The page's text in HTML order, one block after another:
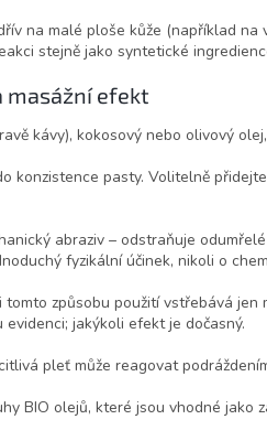
na malé ploše kůže (například na
stejně jako syntetické
masážní efekt
kávy), kokosový nebo olivový
konzistence pasty. Volitelně
abraziv – odstraňuje
fyzikální účinek, nikoli o
způsobu použití vstřebává jen
jakýkoli efekt je dočasný.
pleť může reagovat
BIO olejů, které jsou vhodné jako